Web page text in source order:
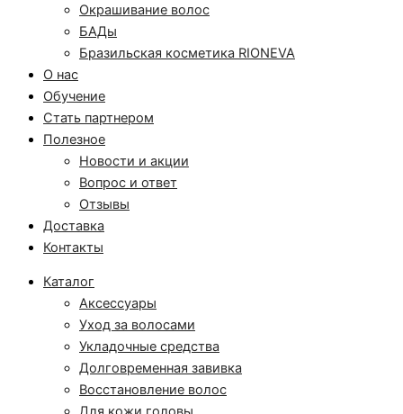
Окрашивание волос
БАДы
Бразильская косметика RIONEVA
О нас
Обучение
Стать партнером
Полезное
Новости и акции
Вопрос и ответ
Отзывы
Доставка
Контакты
Каталог
Аксессуары
Уход за волосами
Укладочные средства
Долговременная завивка
Восстановление волос